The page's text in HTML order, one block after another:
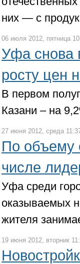
них — с
06 июля 2012, пятница
Уфа снова
росту цен
В первом
Казани – на
27 июня 2012, среда
По объему
числе
Уфа среди
оказываемых
жителя
19 июня 2012, вторник